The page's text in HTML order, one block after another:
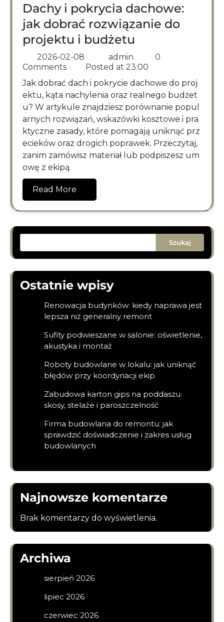
Dachy i pokrycia dachowe:
jak dobrać rozwiązanie do
projektu i budżetu
2026-02-08 admin
0
Comments
Posted at 23:00
Jak dobrać dach i pokrycie dachowe do proj
ektu, kąta nachylenia oraz realnego budżet
u? W artykule znajdziesz porównanie popul
arnych rozwiązań, wskazówki kosztowe i pra
ktyczne zasady, które pomagają uniknąć prz
ecieków oraz drogich poprawek. Przeczytaj,
zanim zamówisz materiał lub podpiszesz um
owę z ekipą.
Read More
Szukaj
Ostatnie wpisy
Renowacja budynków: kiedy naprawa jest
lepsza niż generalny remont
Sufity podwieszane w salonie: oświetlenie,
akustyka i montaż
Roboty budowlane w lokalu: jak uniknąć
błędów przy koordynacji ekip
Zabudowa karton gips na poddaszu:
skosy, stelaże i paroszczelność
Firma budowlana do remontu: jak
sprawdzić doświadczenie i zakres usług
budowlanych
Najnowsze komentarze
Brak komentarzy do wyświetlenia.
Archiwa
sierpień 2026
lipiec 2026
czerwiec 2026